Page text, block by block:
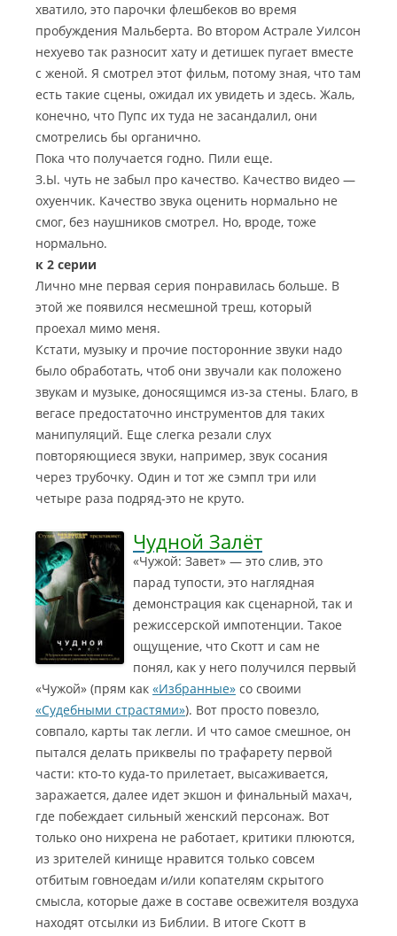
хватило, это парочки флешбеков во время
пробуждения Мальберта. Во втором Астрале Уилсон
нехуево так разносит хату и детишек пугает вместе
с женой. Я смотрел этот фильм, потому зная, что там
есть такие сцены, ожидал их увидеть и здесь. Жаль,
конечно, что Пупс их туда не засандалил, они
смотрелись бы органично.
Пока что получается годно. Пили еще.
З.Ы. чуть не забыл про качество. Качество видео —
охуенчик. Качество звука оценить нормально не
смог, без наушников смотрел. Но, вроде, тоже
нормально.
к 2 серии
Лично мне первая серия понравилась больше. В
этой же появился несмешной треш, который
проехал мимо меня.
Кстати, музыку и прочие посторонние звуки надо
было обработать, чтоб они звучали как положено
звукам и музыке, доносящимся из-за стены. Благо, в
вегасе предостаточно инструментов для таких
манипуляций. Еще слегка резали слух
повторяющиеся звуки, например, звук сосания
через трубочку. Один и тот же сэмпл три или
четыре раза подряд-это не круто.
Чудной Залёт
«Чужой: Завет» — это слив, это
парад тупости, это наглядная
демонстрация как сценарной, так и
режиссерской импотенции. Такое
ощущение, что Скотт и сам не
понял, как у него получился первый
«Чужой» (прям как «Избранные» со своими
«Судебными страстями»). Вот просто повезло,
совпало, карты так легли. И что самое смешное, он
пытался делать приквелы по трафарету первой
части: кто-то куда-то прилетает, высаживается,
заражается, далее идет экшон и финальный махач,
где побеждает сильный женский персонаж. Вот
только оно нихрена не работает, критики плюются,
из зрителей кинище нравится только совсем
отбитым говноедам и/или копателям скрытого
смысла, которые даже в составе освежителя воздуха
находят отсылки из Библии. В итоге Скотт в